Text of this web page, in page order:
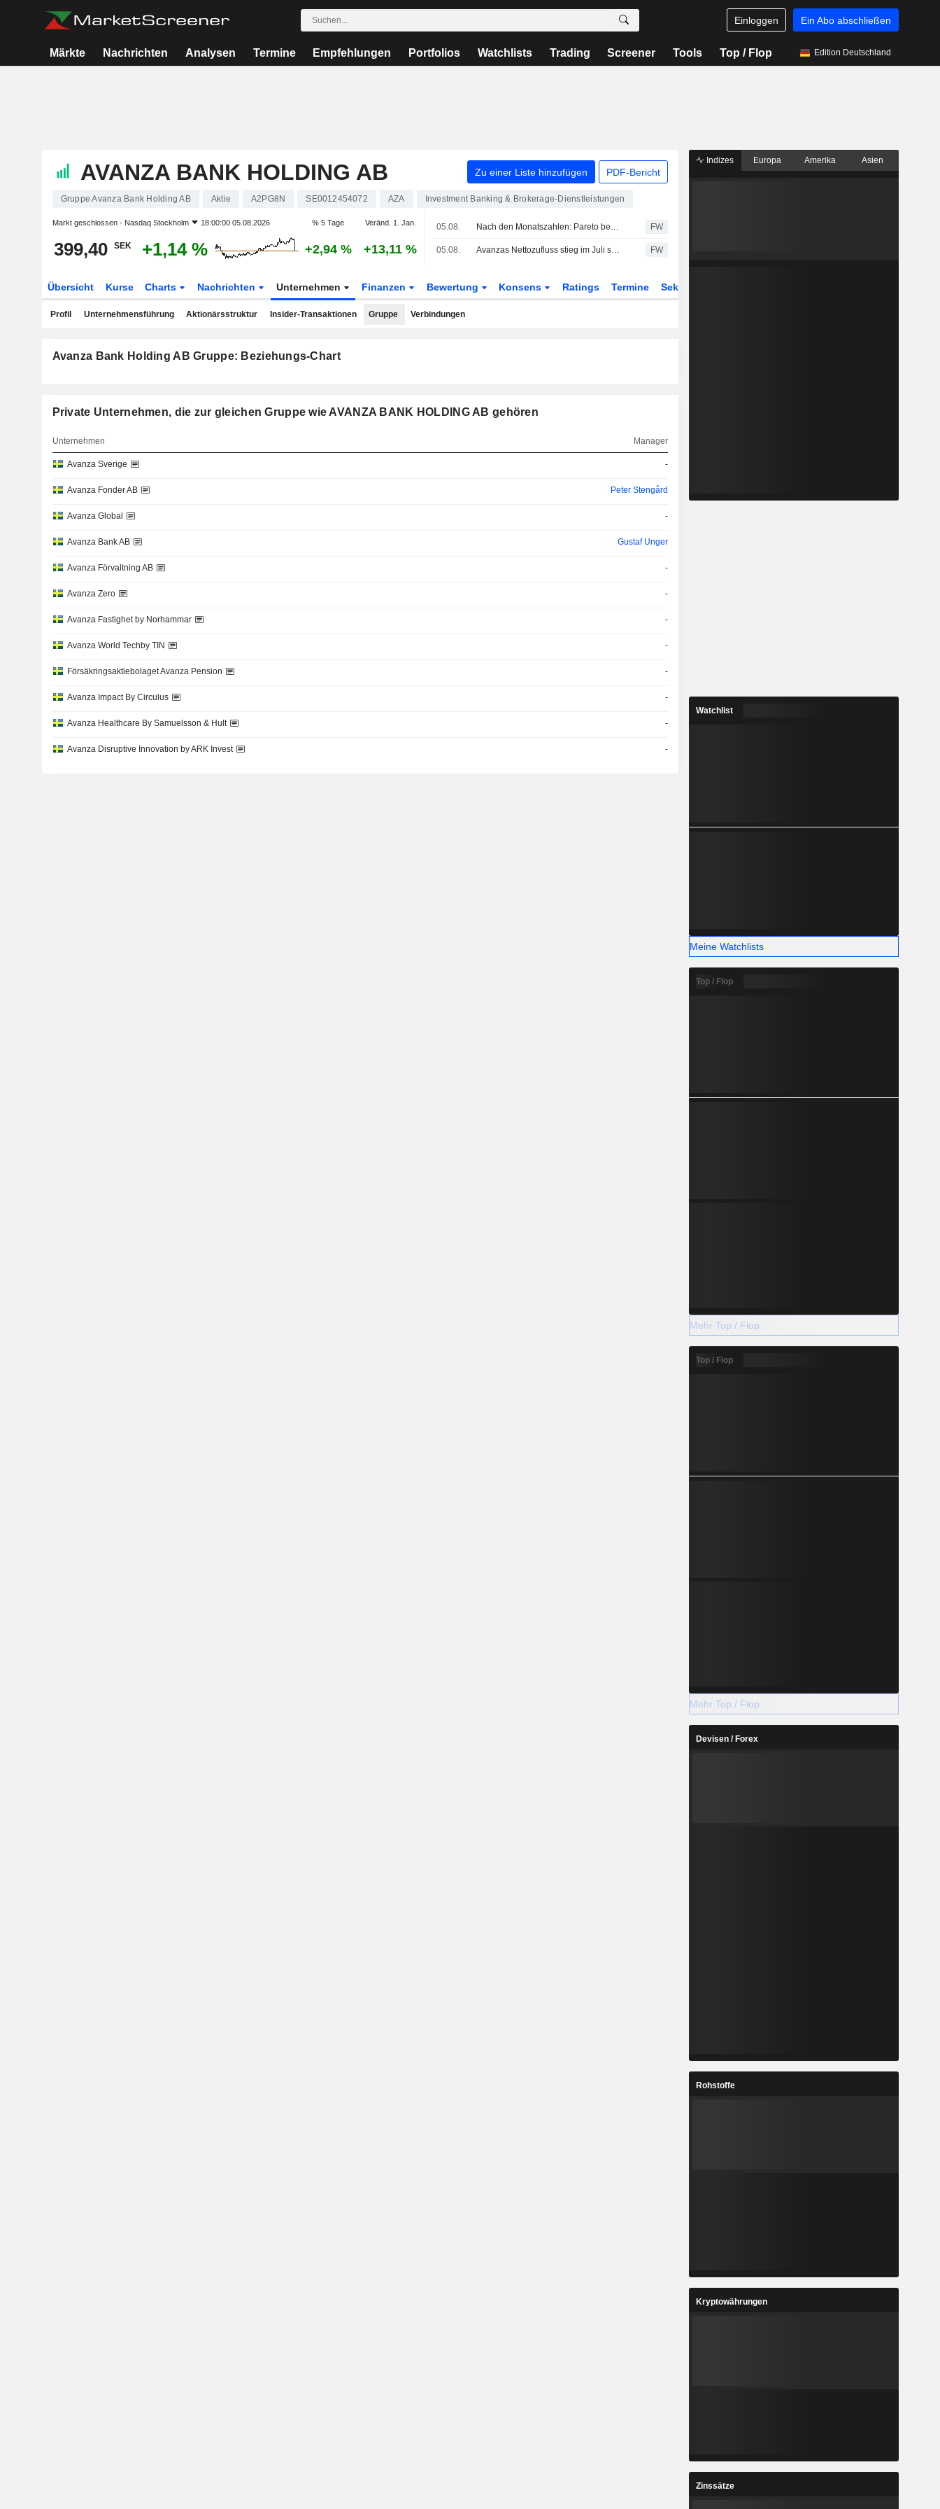
Einloggen Ein Abo abschließen
Märkte Nachrichten Analysen Termine Empfehlungen Portfolios Watchlists Trading Screener Tools Top / Flop Edition Deutschland
AVANZA BANK HOLDING AB Zu einer Liste hinzufügen PDF-Bericht
Gruppe Avanza Bank Holding AB Aktie A2PG8N SE0012454072 AZA Investment Banking & Brokerage-Dienstleistungen
Markt geschlossen - Nasdaq Stockholm 18:00:00 05.08.2026 % 5 Tage Veränd. 1. Jan.
399,40 SEK +1,14 % +2,94 % +13,11 %
05.08. Nach den Monatszahlen: Pareto bekräftigt Kaufempfehlung für Avanza - Halten für Nordnet FW
05.08. Avanzas Nettozufluss stieg im Juli sequenziell um 23 % FW
Übersicht Kurse Charts Nachrichten Unternehmen Finanzen Bewertung Konsens Ratings Termine Sektor
Profil Unternehmensführung Aktionärsstruktur Insider-Transaktionen Gruppe Verbindungen
Avanza Bank Holding AB Gruppe: Beziehungs-Chart
Private Unternehmen, die zur gleichen Gruppe wie AVANZA BANK HOLDING AB gehören
Unternehmen Manager
Avanza Sverige -
Avanza Fonder AB Peter Stengård
Avanza Global -
Avanza Bank AB Gustaf Unger
Avanza Förvaltning AB -
Avanza Zero -
Avanza Fastighet by Norhammar -
Avanza World Techby TIN -
Försäkringsaktiebolaget Avanza Pension -
Avanza Impact By Circulus -
Avanza Healthcare By Samuelsson & Hult -
Avanza Disruptive Innovation by ARK Invest -
Indizes Europa Amerika Asien
Watchlist
Meine Watchlists
Top / Flop
Mehr Top / Flop
Top / Flop
Mehr Top / Flop
Devisen / Forex
Rohstoffe
Kryptowährungen
Zinssätze